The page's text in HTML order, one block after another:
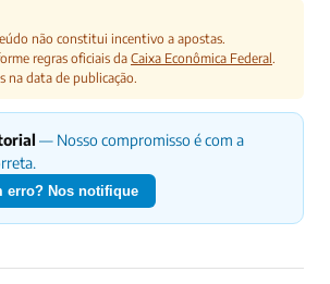
não constitui incentivo a apostas.
regras oficiais da Caixa Econômica Federal.
na data de publicação.
— Nosso compromisso é com a
erro? Nos notifique